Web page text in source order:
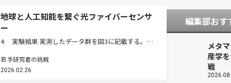
地球と人工知能を繋ぐ光ファイバーセンサ
ー
4. 実験結果 実測したデータ群を図3に記載する。図
軸は距離，画像の色は瞬時位相を示している。図
3（b）は，RAWデータをPIXART-Σの初期ノイズとして
若手研究者の挑戦
2026.02.26
編集部おす
メタ
産学
戦